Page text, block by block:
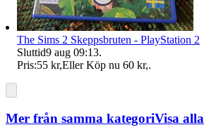
The Sims 2 Skeppsbruten - PlayStation 2
Sluttid9 aug 09:13.
Pris:55 kr,Eller Köp nu 60 kr,.
Mer från samma kategoriVisa alla